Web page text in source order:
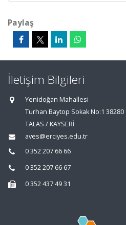
Paylaş
İletişim Bilgileri
Yenidoğan Mahallesi
Turhan Baytop Sokak No:1 38280
TALAS / KAYSERİ
aves@erciyes.edu.tr
0 352 207 66 66
0 352 207 66 67
0 352 437 49 31